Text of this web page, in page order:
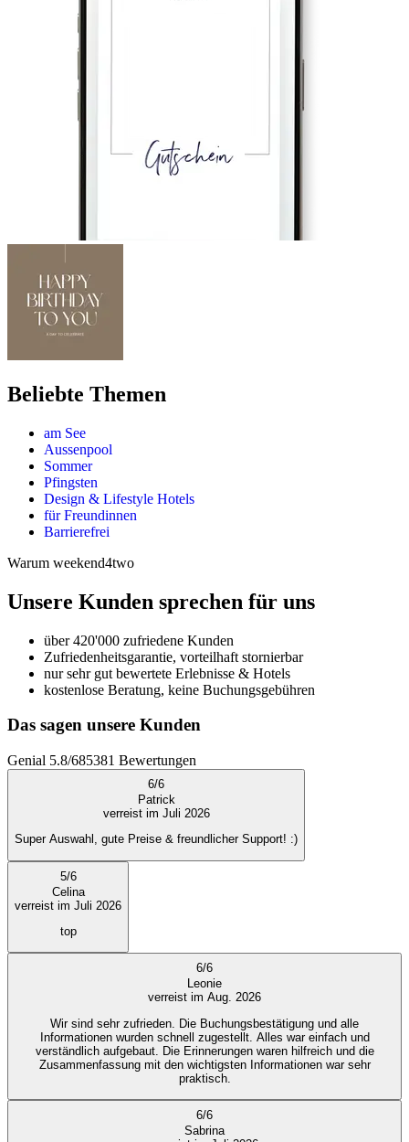
Beliebte Themen
am See
Aussenpool
Sommer
Pfingsten
Design & Lifestyle Hotels
für Freundinnen
Barrierefrei
Warum weekend4two
Unsere Kunden sprechen für uns
über 420'000 zufriedene Kunden
Zufriedenheitsgarantie, vorteilhaft stornierbar
nur sehr gut bewertete Erlebnisse & Hotels
kostenlose Beratung, keine Buchungsgebühren
Das sagen unsere Kunden
Genial 5.8/685381 Bewertungen
6/6
Patrick
verreist im Juli 2026
Super Auswahl, gute Preise & freundlicher Support! :)
5/6
Celina
verreist im Juli 2026
top
6/6
Leonie
verreist im Aug. 2026
Wir sind sehr zufrieden. Die Buchungsbestätigung und alle
Informationen wurden schnell zugestellt. Alles war einfach und
verständlich aufgebaut. Die Erinnerungen waren hilfreich und die
Zusammenfassung mit den wichtigsten Informationen war sehr
praktisch.
6/6
Sabrina